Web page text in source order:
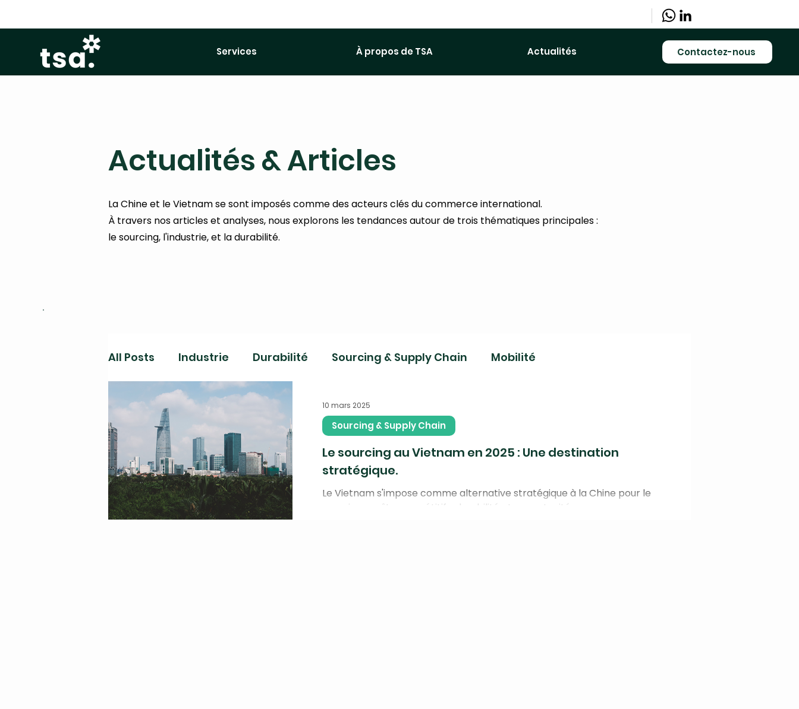
Services À propos de TSA Actualités Contactez-nous
Actualités & Articles
La Chine et le Vietnam se sont imposés comme des acteurs clés du commerce international.
À travers nos articles et analyses, nous explorons les tendances autour de trois thématiques principales :
le sourcing, l'industrie, et la durabilité.
All Posts Industrie Durabilité Sourcing & Supply Chain Mobilité
Le sourcing au Vietnam en 2025 : Une destination
stratégique.
Le Vietnam s'impose comme alternative stratégique à la Chine pour le
sourcing : coûts compétitifs, durabilité et opportunités.
Sourcing & Supply Chain
10 mars 2025